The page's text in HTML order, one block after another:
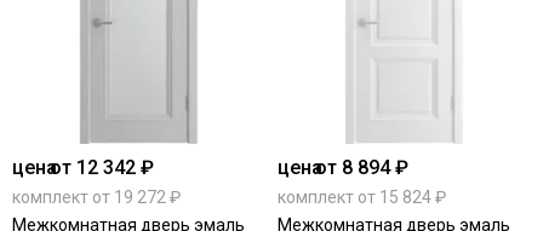
ценаот 12 342 ₽
комплект от 19 272 ₽
Межкомнатная дверь эмаль
ценаот 8 894 ₽
комплект от 15 824 ₽
Межкомнатная дверь эмаль